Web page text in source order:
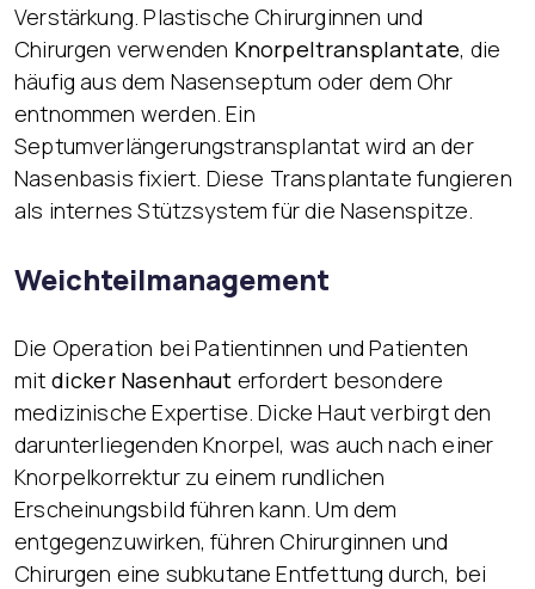
Verstärkung. Plastische Chirurginnen und
Chirurgen verwenden Knorpeltransplantate, die
häufig aus dem Nasenseptum oder dem Ohr
entnommen werden. Ein
Septumverlängerungstransplantat wird an der
Nasenbasis fixiert. Diese Transplantate fungieren
als internes Stützsystem für die Nasenspitze.
Weichteilmanagement
Die Operation bei Patientinnen und Patienten
mit dicker Nasenhaut erfordert besondere
medizinische Expertise. Dicke Haut verbirgt den
darunterliegenden Knorpel, was auch nach einer
Knorpelkorrektur zu einem rundlichen
Erscheinungsbild führen kann. Um dem
entgegenzuwirken, führen Chirurginnen und
Chirurgen eine subkutane Entfettung durch, bei